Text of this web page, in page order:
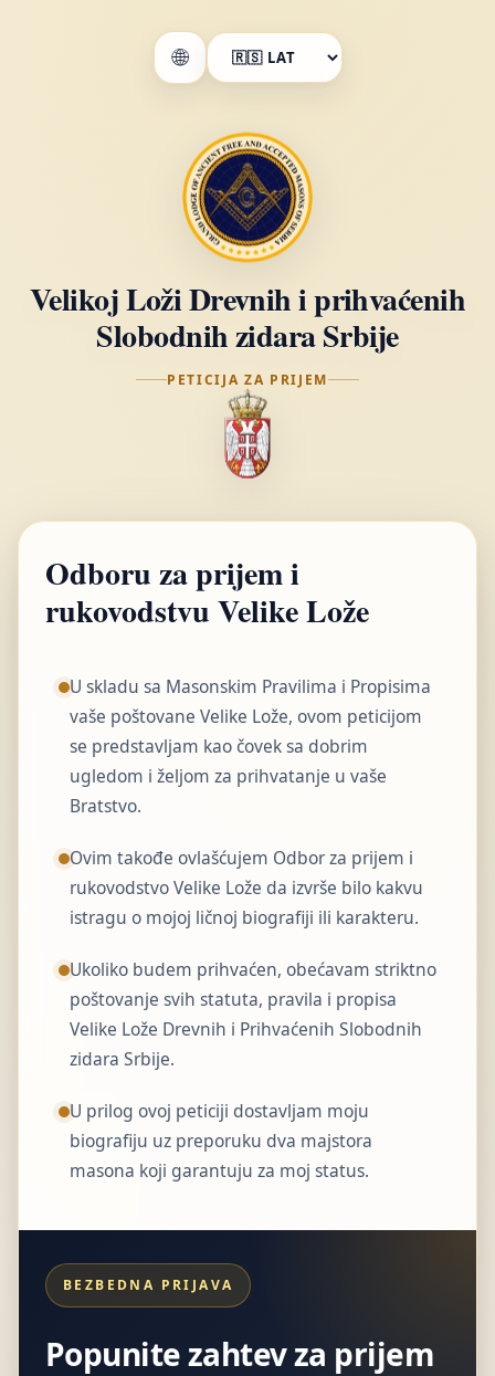
🌐
Velikoj Loži Drevnih i prihvaćenih
Slobodnih zidara Srbije
PETICIJA ZA PRIJEM
Odboru za prijem i
rukovodstvu Velike Lože
U skladu sa Masonskim Pravilima i Propisima
vaše poštovane Velike Lože, ovom peticijom
se predstavljam kao čovek sa dobrim
ugledom i željom za prihvatanje u vaše
Bratstvo.
Ovim takođe ovlašćujem Odbor za prijem i
rukovodstvo Velike Lože da izvrše bilo kakvu
istragu o mojoj ličnoj biografiji ili karakteru.
Ukoliko budem prihvaćen, obećavam striktno
poštovanje svih statuta, pravila i propisa
Velike Lože Drevnih i Prihvaćenih Slobodnih
zidara Srbije.
U prilog ovoj peticiji dostavljam moju
biografiju uz preporuku dva majstora
masona koji garantuju za moj status.
BEZBEDNA PRIJAVA
Popunite zahtev za prijem